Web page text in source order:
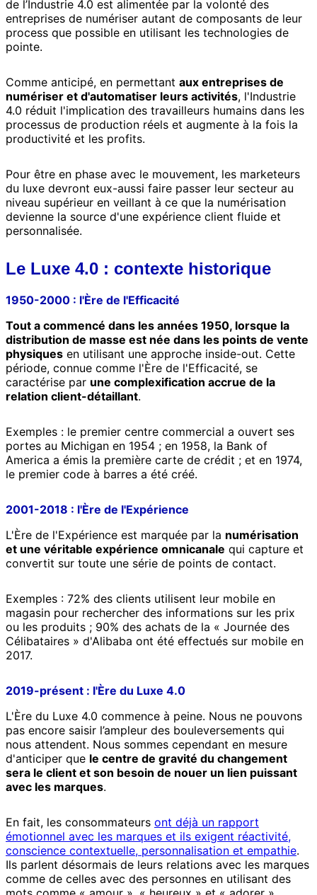
de l’Industrie 4.0 est alimentée par la volonté des
entreprises de numériser autant de composants de leur
process que possible en utilisant les technologies de
pointe.
Comme anticipé, en permettant aux entreprises de
numériser et d'automatiser leurs activités, l'Industrie
4.0 réduit l'implication des travailleurs humains dans les
processus de production réels et augmente à la fois la
productivité et les profits.
Pour être en phase avec le mouvement, les marketeurs
du luxe devront eux-aussi faire passer leur secteur au
niveau supérieur en veillant à ce que la numérisation
devienne la source d'une expérience client fluide et
personnalisée.
Le Luxe 4.0 : contexte historique
1950-2000 : l'Ère de l'Efficacité
Tout a commencé dans les années 1950, lorsque la
distribution de masse est née dans les points de vente
physiques en utilisant une approche inside-out. Cette
période, connue comme l'Ère de l'Efficacité, se
caractérise par une complexification accrue de la
relation client-détaillant.
Exemples : le premier centre commercial a ouvert ses
portes au Michigan en 1954 ; en 1958, la Bank of
America a émis la première carte de crédit ; et en 1974,
le premier code à barres a été créé.
2001-2018 : l'Ère de l'Expérience
L'Ère de l'Expérience est marquée par la numérisation
et une véritable expérience omnicanale qui capture et
convertit sur toute une série de points de contact.
Exemples : 72% des clients utilisent leur mobile en
magasin pour rechercher des informations sur les prix
ou les produits ; 90% des achats de la « Journée des
Célibataires » d'Alibaba ont été effectués sur mobile en
2017.
2019-présent : l'Ère du Luxe 4.0
L'Ère du Luxe 4.0 commence à peine. Nous ne pouvons
pas encore saisir l’ampleur des bouleversements qui
nous attendent. Nous sommes cependant en mesure
d'anticiper que le centre de gravité du changement
sera le client et son besoin de nouer un lien puissant
avec les marques.
En fait, les consommateurs ont déjà un rapport
émotionnel avec les marques et ils exigent réactivité,
conscience contextuelle, personnalisation et empathie.
Ils parlent désormais de leurs relations avec les marques
comme de celles avec des personnes en utilisant des